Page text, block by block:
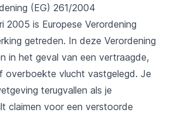
(EG) 261/2004
2005 is Europese Verordening
getreden. In deze Verordening
in het geval van een vertraagde,
overboekte vlucht vastgelegd. Je
terugvallen als je
claimen voor een verstoorde